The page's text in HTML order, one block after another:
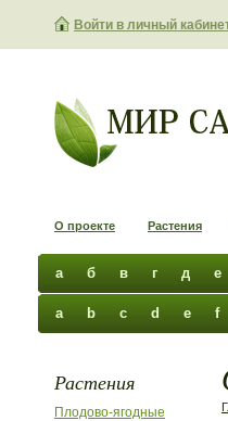
Войти в личный
О проекте Растения
а б в г д е
a b c d e f
Растения
Плодово-ягодные